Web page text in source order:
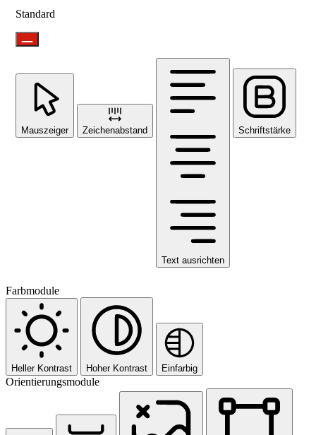
Standard
Mauszeiger Zeichenabstand
Text ausrichten
Schriftstärke
Farbmodule
Heller Kontrast Hoher Kontrast Einfarbig
Orientierungsmodule